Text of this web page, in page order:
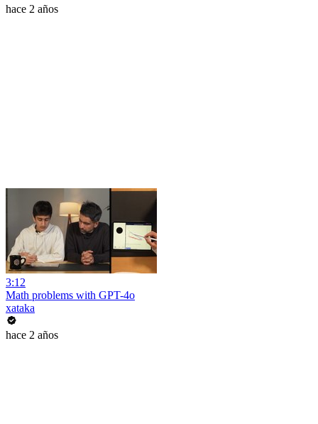
hace 2 años
3:12
Math problems with GPT-4o
xataka
hace 2 años